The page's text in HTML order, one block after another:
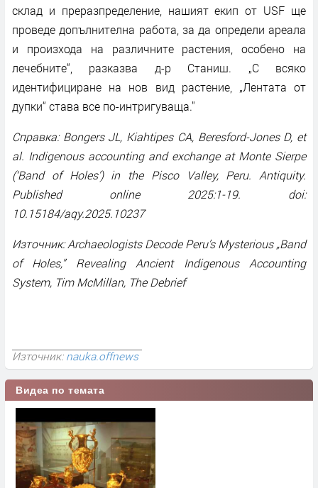
склад и преразпределение, нашият екип от USF ще
проведе допълнителна работа, за да определи ареала
и произхода на различните растения, особено на
лечебните“, разказва д-р Станиш. „С всяко
идентифициране на нов вид растение, „Лентата от
дупки“ става все по-интригуваща."
Справка: Bongers JL, Kiahtipes CA, Beresford-Jones D, et
al. Indigenous accounting and exchange at Monte Sierpe
(‘Band of Holes’) in the Pisco Valley, Peru. Antiquity.
Published online 2025:1-19. doi:
10.15184/aqy.2025.10237
Източник: Archaeologists Decode Peru’s Mysterious „Band
of Holes,” Revealing Ancient Indigenous Accounting
System, Tim McMillan, The Debrief
Източник: nauka.offnews
Видеа по темата